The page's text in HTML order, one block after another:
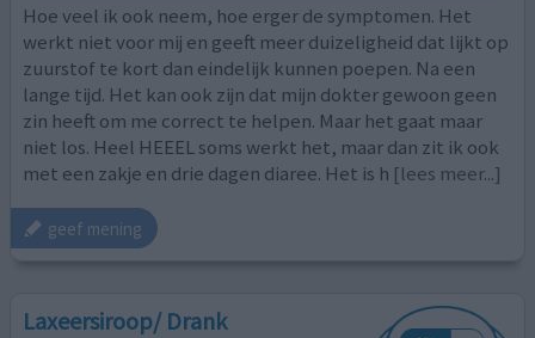
Hoe veel ik ook neem, hoe erger de symptomen. Het
werkt niet voor mij en geeft meer duizeligheid dat lijkt op
zuurstof te kort dan eindelijk kunnen poepen. Na een
lange tijd. Het kan ook zijn dat mijn dokter gewoon geen
zin heeft om me correct te helpen. Maar het gaat maar
niet los. Heel HEEEL soms werkt het, maar dan zit ik ook
met een zakje en drie dagen diaree. Het is h [lees meer...]
geef mening
Laxeersiroop/ Drank